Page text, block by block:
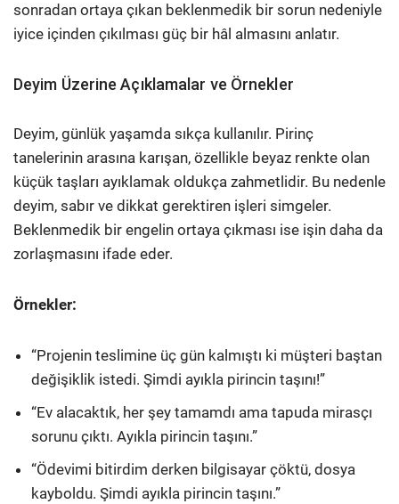
sonradan ortaya çıkan beklenmedik bir sorun nedeniyle
iyice içinden çıkılması güç bir hâl almasını anlatır.
Deyim Üzerine Açıklamalar ve Örnekler
Deyim, günlük yaşamda sıkça kullanılır. Pirinç
tanelerinin arasına karışan, özellikle beyaz renkte olan
küçük taşları ayıklamak oldukça zahmetlidir. Bu nedenle
deyim, sabır ve dikkat gerektiren işleri simgeler.
Beklenmedik bir engelin ortaya çıkması ise işin daha da
zorlaşmasını ifade eder.
Örnekler:
“Projenin teslimine üç gün kalmıştı ki müşteri baştan
değişiklik istedi. Şimdi ayıkla pirincin taşını!”
“Ev alacaktık, her şey tamamdı ama tapuda mirasçı
sorunu çıktı. Ayıkla pirincin taşını.”
“Ödevimi bitirdim derken bilgisayar çöktü, dosya
kayboldu. Şimdi ayıkla pirincin taşını.”